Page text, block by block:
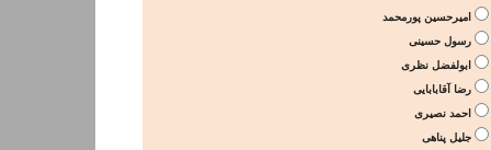
امیرحسین پورمحمد
رسول حسینی
ابولفضل نظری
رضا آقابابایی
احمد نصیری
جلیل پناهی